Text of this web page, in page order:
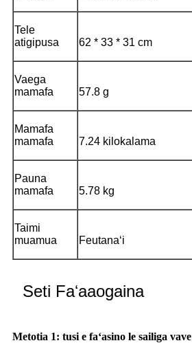
Tele
atigipusa
62 * 33 * 31 cm
Vaega
mamafa
57.8 g
Mamafa
mamafa
7.24 kilokalama
Pauna
mamafa
5.78 kg
Taimi
muamua
Feutanaʻi
Seti Faʻaaogaina
Metotia 1: tusi e faʻasino le sailiga vave